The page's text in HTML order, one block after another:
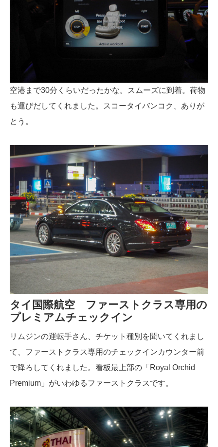
空港まで30分くらいだったかな。スムーズに到着。荷物
も運びだしてくれました。スコータイバンコク、ありが
とう。
タイ国際航空 ファーストクラス専用の
プレミアムチェックイン
リムジンの運転手さん、チケット種別を聞いてくれまし
て、ファーストクラス専用のチェックインカウンター前
で降ろしてくれました。看板最上部の「Royal Orchid
Premium」がいわゆるファーストクラスです。